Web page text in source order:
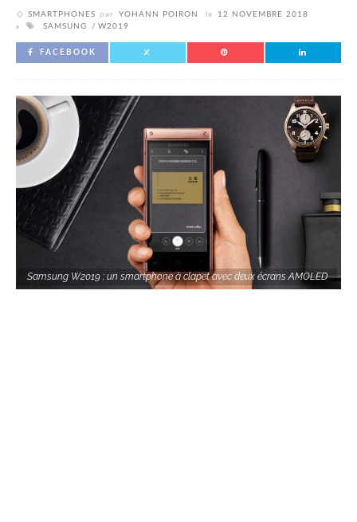
SMARTPHONES par YOHANN POIRON le
12 NOVEMBRE 2018
SAMSUNG
W2019
FACEBOOK
Samsung W2019 : un smartphone à clapet avec deux écrans AMOLED